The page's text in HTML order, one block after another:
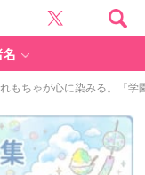
名
もちゃが心に染みる。『